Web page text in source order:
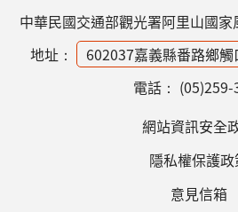
中華民國交通部觀光署阿里山國
地址：
602037嘉義縣番路鄉
電話： (05)259-
網站資訊安全
隱私權保護
意見信箱